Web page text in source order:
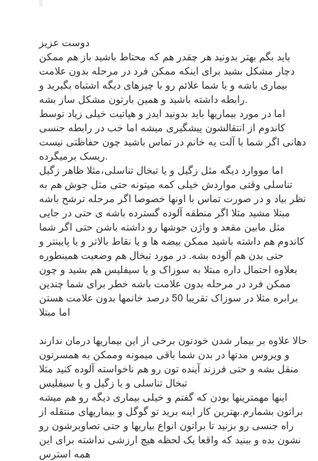
دوست عزیز
باید بگم بهتر بدونید هر چقدر هم که محتاط باشید باز هم ممکن
دچار مشکل بشید برای اینکه ممکن فرد در مرحله بدون علامت
بیماری باشه و یا شما علائم رو با چیزهای دیگه اشتباه بگیرید و
رابطه داشته باشید و همین بارتون مشکل ساز بشه.
اما در مورد بیماریها باید بدونید ایدز و هپاتیت خیلی زیاد توسط
کاندوم از انتقالشون پیشگیری میشه اما خب در رابطه جنسی
دهانی اگر شما با آلت یه خانم در تماس باشید چون حفاظتی نیست
ریسک برمیگرده.
اما مووارد دیگه مثل زگیل و یا تبخال تناسلی،مثلا ظاهر زگیل
تناسلی وقتی مواردش خیلی کمه میتونه حتی مثل جوش هم به
نظر بیاد و در صورت تماس با اونها خصوصا اگر مرحله ترشح باشه
مبتلا مشید مثلا اگر منطقه آلوده گسترده باشه ی حتی در جایی
مثل مابین مقعد و واژن جوشها رو داشته باشن حتی اگر شما
کاندوم هم داشته باشید ممکن بیضه ها و یا نقاط بالاتر و یا پایینتر و
حتی بدن هم آلوده بشه. در مورد تبخال هم وضعیت همینطوره
بعلاوه احتمال داره مبتلا به سوزاک و یا سیفلیس هم بشید و چون
ممکن فرد در مرحله بدون علامت باشه خطر برای شما چندین
برابره مثلا در سوزاک تقریبا 50 درصد خانمها بدون علامت هستن
اما مبتلا
حالا علاوه بر بیمار شدن خودتون برخی از این بیماریها درمان ندارند
و ویروس مدتها در بدن شما باقی میمونه وممکن به همسرتون
منقل بشه و حتی فرزند آینده تون رو هم ناخواسته آلوده کنید مثلا
تبخال تناسلی و یا زگیل و یا سیفلیس
اینها مهمترینها بودن که گفتم و خیلی بیماری دیگه رو هم میشه
براتون بشمارم.بهترین کار اینه برید تو گوگل و بیماریهای منتقله از
راه جنسی رو بزنید تا براتون انواع بیاریها و حتی تصاویرشون رو
نشون بده و ببنید که واقعا یک لحظه هیچ ارزشی نداشته برای این
همه استرس